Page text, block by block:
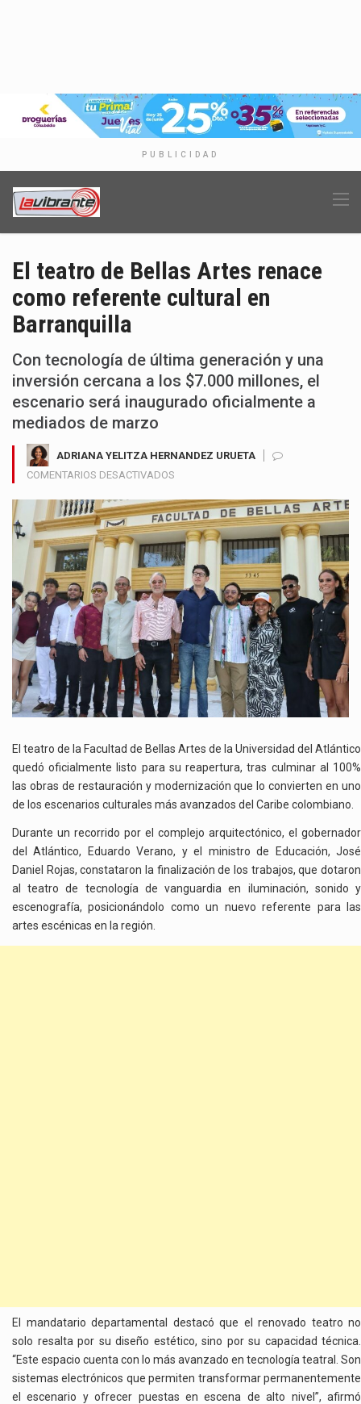
PUBLICIDAD
El teatro de Bellas Artes renace
como referente cultural en
Barranquilla
Con tecnología de última generación y una
inversión cercana a los $7.000 millones, el
escenario será inaugurado oficialmente a
mediados de marzo
ADRIANA YELITZA HERNANDEZ URUETA
COMENTARIOS DESACTIVADOS
TEATRO
DE
BELLAS
ARTES
RENACE
COMO
REFERENTE
CULTURAL
EN
BARRANQUILLA
El teatro de la Facultad de Bellas Artes de la Universidad del Atlántico
quedó oficialmente listo para su reapertura, tras culminar al 100%
las obras de restauración y modernización que lo convierten en uno
de los escenarios culturales más avanzados del Caribe colombiano.
Durante un recorrido por el complejo arquitectónico, el gobernador
del Atlántico, Eduardo Verano, y el ministro de Educación, José
Daniel Rojas, constataron la finalización de los trabajos, que dotaron
al teatro de tecnología de vanguardia en iluminación, sonido y
escenografía, posicionándolo como un nuevo referente para las
artes escénicas en la región.
El mandatario departamental destacó que el renovado teatro no
solo resalta por su diseño estético, sino por su capacidad técnica.
“Este espacio cuenta con lo más avanzado en tecnología teatral. Son
sistemas electrónicos que permiten transformar permanentemente
el escenario y ofrecer puestas en escena de alto nivel”, afirmó